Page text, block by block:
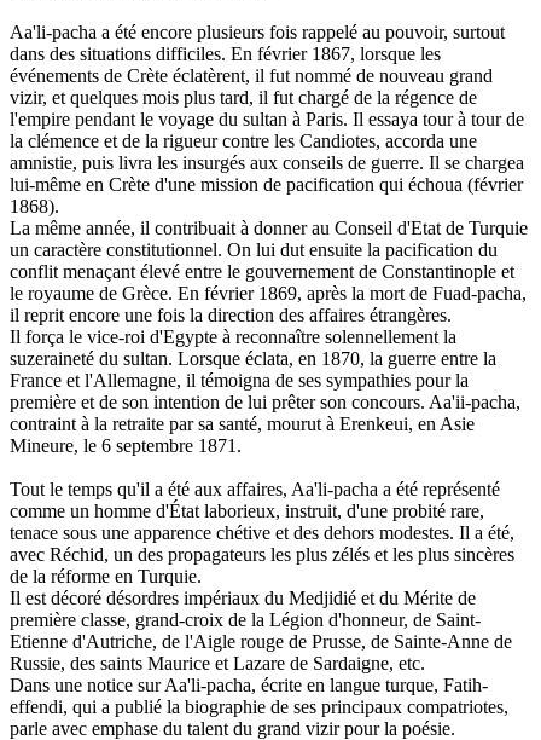
Aa'li-pacha a été encore plusieurs fois rappelé au pouvoir, surtout
dans des situations difficiles. En février 1867, lorsque les
événements de Crète éclatèrent, il fut nommé de nouveau grand
vizir, et quelques mois plus tard, il fut chargé de la régence de
l'empire pendant le voyage du sultan à Paris. Il essaya tour à tour de
la clémence et de la rigueur contre les Candiotes, accorda une
amnistie, puis livra les insurgés aux conseils de guerre. Il se chargea
lui-même en Crète d'une mission de pacification qui échoua (février
1868).
La même année, il contribuait à donner au Conseil d'Etat de Turquie
un caractère constitutionnel. On lui dut ensuite la pacification du
conflit menaçant élevé entre le gouvernement de Constantinople et
le royaume de Grèce. En février 1869, après la mort de Fuad-pacha,
il reprit encore une fois la direction des affaires étrangères.
Il força le vice-roi d'Egypte à reconnaître solennellement la
suzeraineté du sultan. Lorsque éclata, en 1870, la guerre entre la
France et l'Allemagne, il témoigna de ses sympathies pour la
première et de son intention de lui prêter son concours. Aa'ii-pacha,
contraint à la retraite par sa santé, mourut à Erenkeui, en Asie
Mineure, le 6 septembre 1871.
Tout le temps qu'il a été aux affaires, Aa'li-pacha a été représenté
comme un homme d'État laborieux, instruit, d'une probité rare,
tenace sous une apparence chétive et des dehors modestes. Il a été,
avec Réchid, un des propagateurs les plus zélés et les plus sincères
de la réforme en Turquie.
Il est décoré désordres impériaux du Medjidié et du Mérite de
première classe, grand-croix de la Légion d'honneur, de Saint-
Etienne d'Autriche, de l'Aigle rouge de Prusse, de Sainte-Anne de
Russie, des saints Maurice et Lazare de Sardaigne, etc.
Dans une notice sur Aa'li-pacha, écrite en langue turque, Fatih-
effendi, qui a publié la biographie de ses principaux compatriotes,
parle avec emphase du talent du grand vizir pour la poésie.